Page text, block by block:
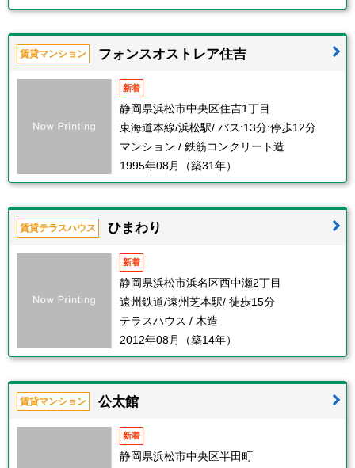
賃貸マンション フォンスオストレア住吉
新着
静岡県浜松市中央区住吉1丁目
東海道本線/浜松駅/ バス:13分:停歩12分
マンション / 鉄筋コンクリート造
1995年08月（築31年）
賃貸テラスハウス ひまわり
新着
静岡県浜松市浜名区西中瀬2丁目
遠州鉄道/遠州芝本駅/ 徒歩15分
テラスハウス / 木造
2012年08月（築14年）
賃貸マンション 公太館
新着
静岡県浜松市中央区半田町